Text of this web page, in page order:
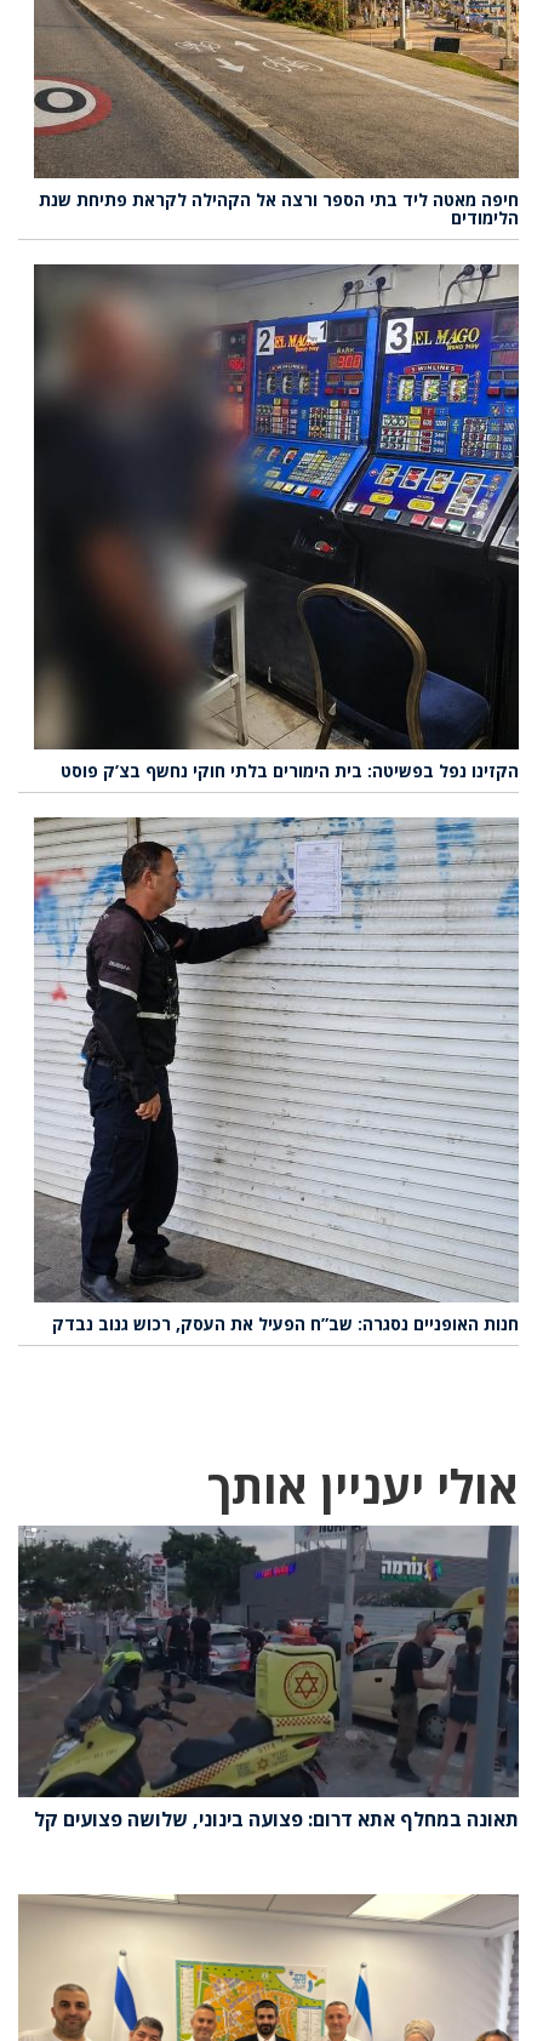
חיפה מאטה ליד בתי הספר ורצה אל הקהילה לקראת פתיחת שנת
הלימודים
הקזינו נפל בפשיטה: בית הימורים בלתי חוקי נחשף בצ’ק פוסט
חנות האופניים נסגרה: שב”ח הפעיל את העסק, רכוש גנוב נבדק
אולי יעניין אותך
תאונה במחלף אתא דרום: פצועה בינוני, שלושה פצועים קל